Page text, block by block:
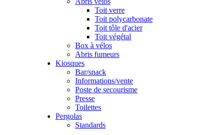
Toit verre
Toit polycarbonate
Toit tôle d'acier
Toit végétal
Box à vélos
Abris fumeurs
Kiosques
Bar/snack
Informations/vente
Poste de secourisme
Presse
Toilettes
Pergolas
Standards